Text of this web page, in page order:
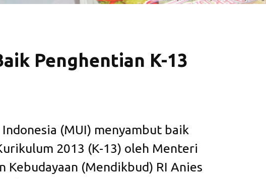
Penghentian K-13
(MUI) menyambut baik
2013 (K-13) oleh Menteri
Kebudayaan (Mendikbud) RI Anies